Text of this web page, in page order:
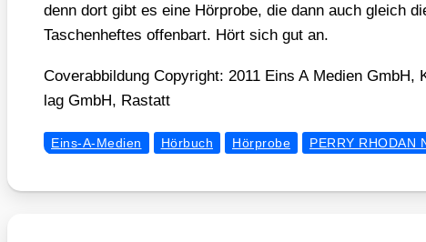
denn dort gibt es eine Hör­pro­be, die dann auch gleich
Taschen­hef­tes offen­bart. Hört sich gut an.
Cover­ab­bil­dung Copy­right: 2011 Eins A Medi­en GmbH,
lag GmbH, Ras­tatt
Eins-A-Medien Hörbuch Hörprobe PERRY RHODAN